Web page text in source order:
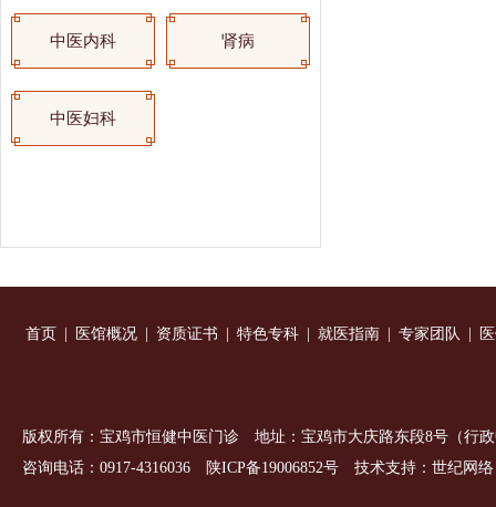
中医内科 肾病
中医妇科
首页 医馆概况 资质证书 特色专科 就医指南 专家团队
版权所有 ： 宝鸡市恒健中医门诊 地址：宝鸡市大庆路东段8号（行
咨询电话：0917-4316036
陕ICP备19006852号 技术支持： 世纪网络